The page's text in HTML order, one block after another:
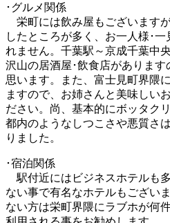
･グルメ関係
栄町には飲み屋もございます
したところが多く、お一人様･
れません。千葉駅～京成千葉中
沢山の居酒屋･飲食店があります
思います。また、富士見町界隈
ますので、お姉さんと美味しい
ださい。尚、基本的にボッタク
都内のようなしつこさや悪質さ
りました。
･宿泊関係
駅付近にはビジネスホテルも
ない事で有名なホテルもござい
ない方は栄町界隈にラブホが何